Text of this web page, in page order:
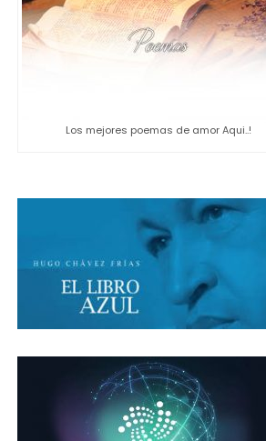
Los mejores poemas de amor Aqui..!